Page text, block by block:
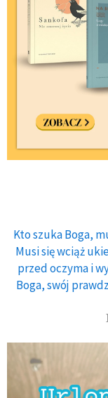
Kto szuka Boga,
Musi się wciąż
przed oczyma i
Boga, swój